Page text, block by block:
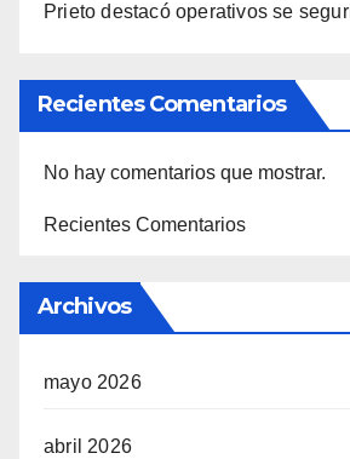
Prieto destacó operativos se
Recientes Comentarios
No hay comentarios que mostrar.
Recientes Comentarios
Archivos
mayo 2026
abril 2026